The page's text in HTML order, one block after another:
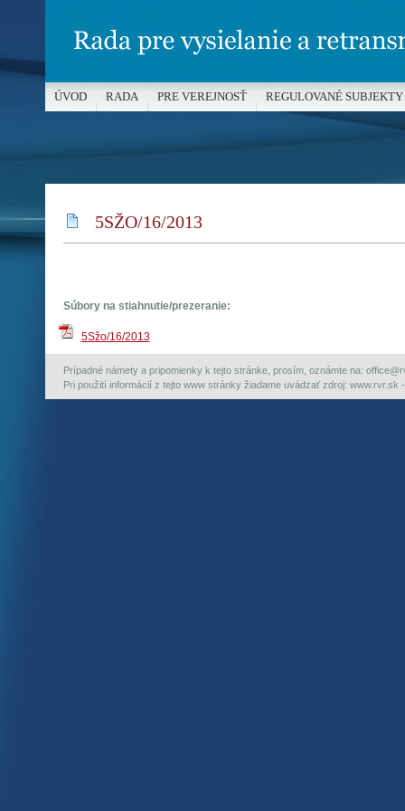
5SŽO/16/2013
Súbory na stiahnutie/prezeranie:
5Sžo/16/2013
Prípadné námety a pripomienky k tejto stránke, prosím, oznámte na:
Pri použití informácií z tejto www stránky žiadame uvádzať zdroj: www.rvr.sk
ÚVOD RADA PRE VEREJNOSŤ REGULOVANÉ SUBJEKTY